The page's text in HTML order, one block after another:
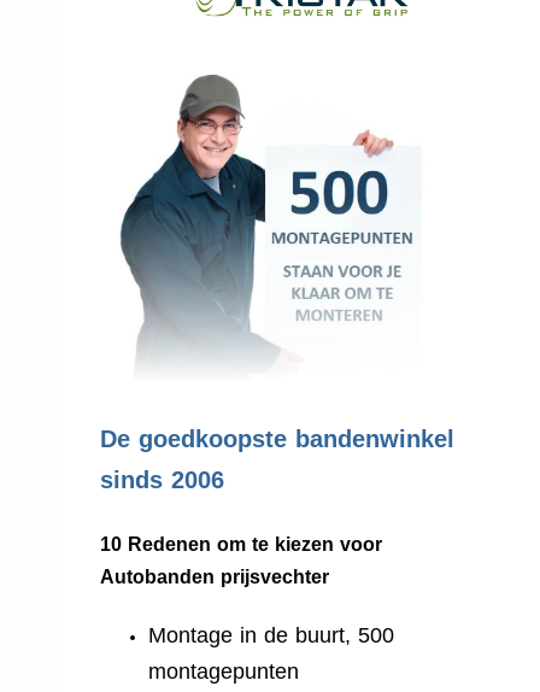
De goedkoopste bandenwinkel
sinds 2006
10 Redenen om te kiezen voor
Autobanden prijsvechter
Montage in de buurt, 500
montagepunten